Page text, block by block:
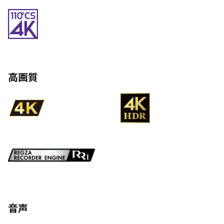
高画質
音声